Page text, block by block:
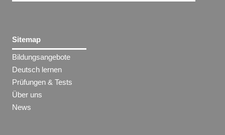
Sitemap
Bildungsangebote
Deutsch lernen
Prüfungen & Tests
Über uns
News